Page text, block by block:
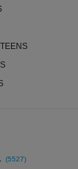
(5527)